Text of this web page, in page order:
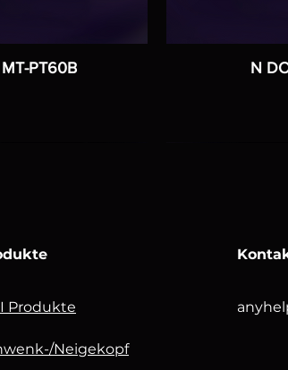
MT-PT60B N
Produkte
Neigekopf